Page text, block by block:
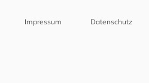
Impressum Datenschutz